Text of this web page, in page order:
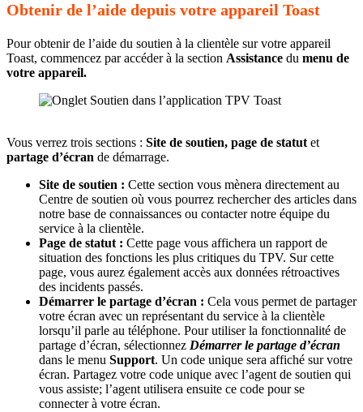
Obtenir de l’aide depuis votre appareil Toast
Pour obtenir de l’aide du soutien à la clientèle sur votre appareil
Toast, commencez par accéder à la section Assistance du menu de
votre appareil.
Vous verrez trois sections : Site de soutien, page de statut et
partage d’écran de démarrage.
Site de soutien : Cette section vous mènera directement au
Centre de soutien où vous pourrez rechercher des articles dans
notre base de connaissances ou contacter notre équipe du
service à la clientèle.
Page de statut : Cette page vous affichera un rapport de
situation des fonctions les plus critiques du TPV. Sur cette
page, vous aurez également accès aux données rétroactives
des incidents passés.
Démarrer le partage d’écran : Cela vous permet de partager
votre écran avec un représentant du service à la clientèle
lorsqu’il parle au téléphone. Pour utiliser la fonctionnalité de
partage d’écran, sélectionnez Démarrer le partage d’écran
dans le menu Support. Un code unique sera affiché sur votre
écran. Partagez votre code unique avec l’agent de soutien qui
vous assiste; l’agent utilisera ensuite ce code pour se
connecter à votre écran.